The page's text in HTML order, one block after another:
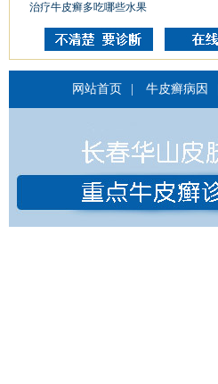
治疗牛皮癣多吃哪些水果
网站首页 牛皮癣病因